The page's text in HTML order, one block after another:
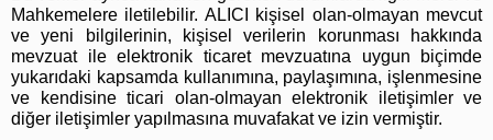
Mahkemelere iletilebilir. ALICI kişisel olan-olmayan mevcut
ve yeni bilgilerinin, kişisel verilerin korunması hakkında
mevzuat ile elektronik ticaret mevzuatına uygun biçimde
yukarıdaki kapsamda kullanımına, paylaşımına, işlenmesine
ve kendisine ticari olan-olmayan elektronik iletişimler ve
diğer iletişimler yapılmasına muvafakat ve izin vermiştir.